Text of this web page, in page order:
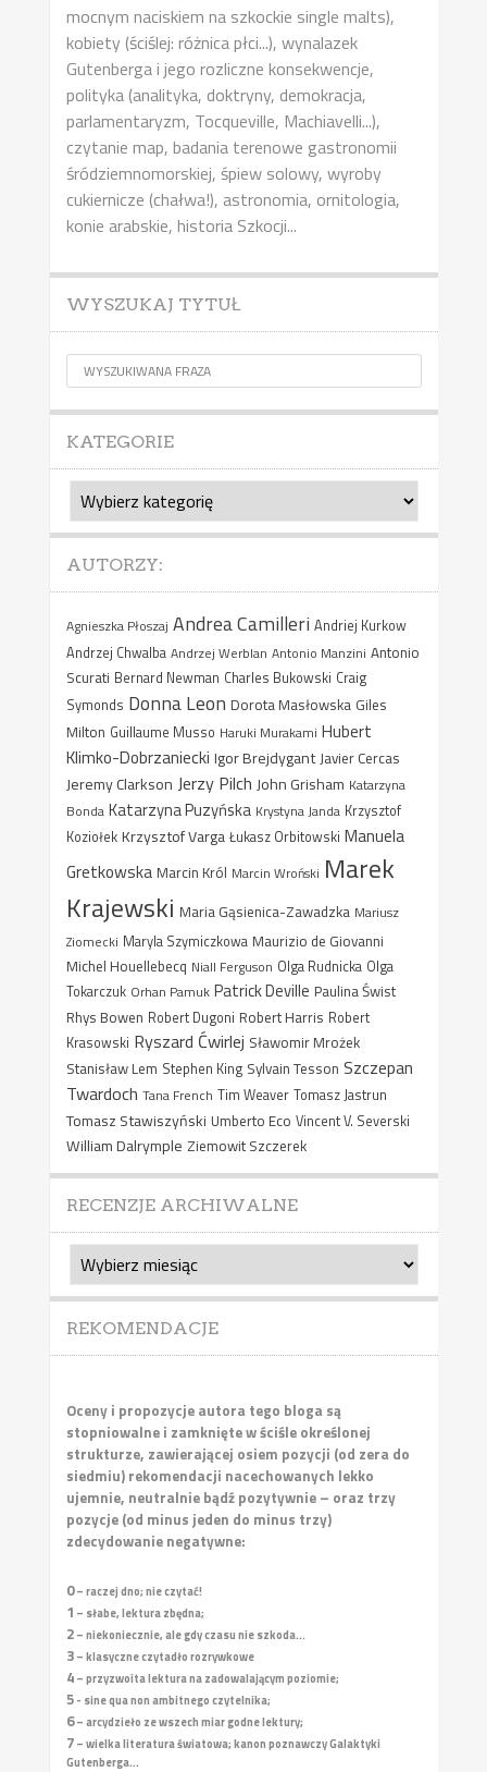
mocnym naciskiem na szkockie single malts),
kobiety (ściślej: różnica płci...), wynalazek
Gutenberga i jego rozliczne konsekwencje,
polityka (analityka, doktryny, demokracja,
parlamentaryzm, Tocqueville, Machiavelli...),
czytanie map, badania terenowe gastronomii
śródziemnomorskiej, śpiew solowy, wyroby
cukiernicze (chałwa!), astronomia, ornitologia,
konie arabskie, historia Szkocji...
WYSZUKAJ TYTUŁ
KATEGORIE
Kategorie
AUTORZY:
Agnieszka Płoszaj Andrea Camilleri Andriej Kurkow
Andrzej Chwalba Andrzej Werblan Antonio Manzini Antonio
Scurati Bernard Newman Charles Bukowski Craig
Symonds Donna Leon Dorota Masłowska Giles
Milton Guillaume Musso Haruki Murakami Hubert
Klimko-Dobrzaniecki Igor Brejdygant Javier Cercas
Jeremy Clarkson Jerzy Pilch John Grisham Katarzyna
Bonda Katarzyna Puzyńska Krystyna Janda Krzysztof
Koziołek Krzysztof Varga Łukasz Orbitowski Manuela
Gretkowska Marcin Król Marcin Wroński Marek
Krajewski Maria Gąsienica-Zawadzka Mariusz
Ziomecki Maryla Szymiczkowa Maurizio de Giovanni
Michel Houellebecq Niall Ferguson Olga Rudnicka Olga
Tokarczuk Orhan Pamuk Patrick Deville Paulina Świst
Rhys Bowen Robert Dugoni Robert Harris Robert
Krasowski Ryszard Ćwirlej Sławomir Mrożek
Stanisław Lem Stephen King Sylvain Tesson Szczepan
Twardoch Tana French Tim Weaver Tomasz Jastrun
Tomasz Stawiszyński Umberto Eco Vincent V. Severski
William Dalrymple Ziemowit Szczerek
RECENZJE ARCHIWALNE
Recenzje
archiwalne
REKOMENDACJE
Oceny i propozycje autora tego bloga są
stopniowalne i zamknięte w ściśle określonej
strukturze, zawierającej osiem pozycji (od zera do
siedmiu) rekomendacji nacechowanych lekko
ujemnie, neutralnie bądź pozytywnie – oraz trzy
pozycje (od minus jeden do minus trzy)
zdecydowanie negatywne:
0– raczej dno; nie czytać!
1 – słabe, lektura zbędna;
2– niekoniecznie, ale gdy czasu nie szkoda...
3– klasyczne czytadło rozrywkowe
4– przyzwoita lektura na zadowalającym poziomie;
5- sine qua non ambitnego czytelnika;
6– arcydzieło ze wszech miar godne lektury;
7– wielka literatura światowa; kanon poznawczy Galaktyki
Gutenberga...